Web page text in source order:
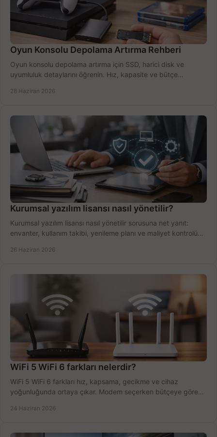
Oyun Konsolu Depolama Artırma Rehberi
Oyun konsolu depolama artırma için SSD, harici disk ve
uyumluluk detaylarını öğrenin. Hız, kapasite ve bütçe
28 Haziran 2026
Kurumsal yazılım lisansı nasıl yönetilir?
Kurumsal yazılım lisansı nasıl yönetilir sorusuna net yanıt:
envanter, kullanım takibi, yenileme planı ve maliyet kontrolü
26 Haziran 2026
WiFi 5 WiFi 6 farkları nelerdir?
WiFi 5 WiFi 6 farkları hız, kapsama, gecikme ve cihaz
yoğunluğunda ortaya çıkar. Modem seçerken bütçeye göre
24 Haziran 2026